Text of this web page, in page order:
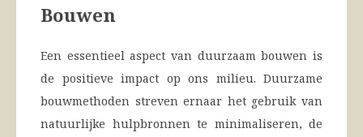
Bouwen
Een essentieel aspect van duurzaam bouwen is
de positieve impact op ons milieu. Duurzame
bouwmethoden streven ernaar het gebruik van
natuurlijke hulpbronnen te minimaliseren, de